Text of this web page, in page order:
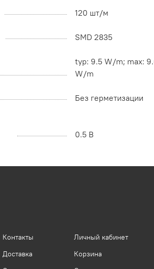
120 шт/м
SMD 2835
typ: 9.5 W/m; max:
W/m
Без герметизации
0.5 В
Контакты
Доставка
Личный кабинет
Корзина